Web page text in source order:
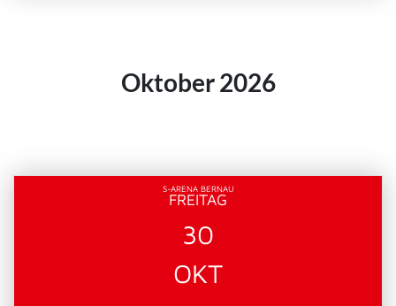
Oktober 2026
S-ARENA BERNAU
FREITAG
30
OKT